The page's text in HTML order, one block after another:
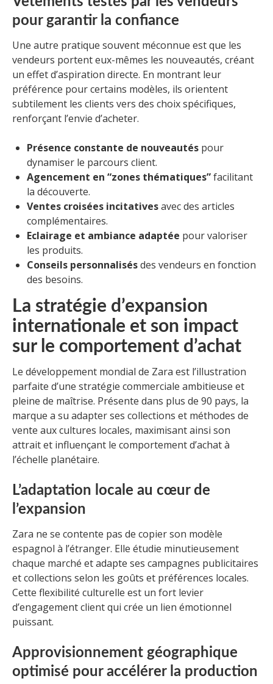
pour garantir la confiance
Une autre pratique souvent méconnue est que les
vendeurs portent eux-mêmes les nouveautés, créant
un effet d’aspiration directe. En montrant leur
préférence pour certains modèles, ils orientent
subtilement les clients vers des choix spécifiques,
renforçant l’envie d’acheter.
Présence constante de nouveautés pour
dynamiser le parcours client.
Agencement en “zones thématiques”facilitant
la découverte.
Ventes croisées incitativesavec des articles
complémentaires.
Eclairage et ambiance adaptée pour valoriser
les produits.
Conseils personnalisésdes vendeurs en fonction
des besoins.
La stratégie d’expansion
internationale et son impact
sur le comportement d’achat
Le développement mondial de Zara est l’illustration
parfaite d’une stratégie commerciale ambitieuse et
pleine de maîtrise. Présente dans plus de 90 pays, la
marque a su adapter ses collections et méthodes de
vente aux cultures locales, maximisant ainsi son
attrait et influençant le comportement d’achat à
l’échelle planétaire.
L’adaptation locale au cœur de
l’expansion
Zara ne se contente pas de copier son modèle
espagnol à l’étranger. Elle étudie minutieusement
chaque marché et adapte ses campagnes publicitaires
et collections selon les goûts et préférences locales.
Cette flexibilité culturelle est un fort levier
d’engagement client qui crée un lien émotionnel
puissant.
Approvisionnement géographique
optimisé pour accélérer la production